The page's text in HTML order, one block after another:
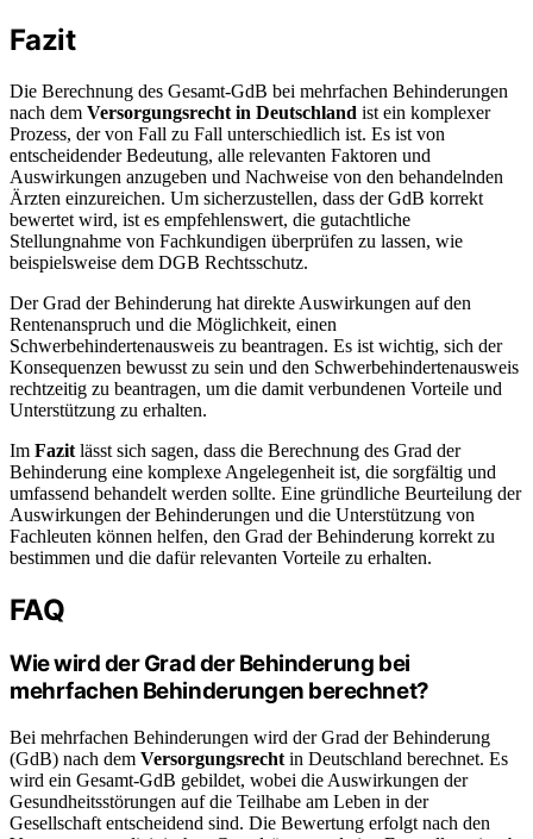
Fazit
Die Berechnung des Gesamt-GdB bei mehrfachen Behinderungen
nach dem Versorgungsrecht in Deutschland ist ein komplexer
Prozess, der von Fall zu Fall unterschiedlich ist. Es ist von
entscheidender Bedeutung, alle relevanten Faktoren und
Auswirkungen anzugeben und Nachweise von den behandelnden
Ärzten einzureichen. Um sicherzustellen, dass der GdB korrekt
bewertet wird, ist es empfehlenswert, die gutachtliche
Stellungnahme von Fachkundigen überprüfen zu lassen, wie
beispielsweise dem DGB Rechtsschutz.
Der Grad der Behinderung hat direkte Auswirkungen auf den
Rentenanspruch und die Möglichkeit, einen
Schwerbehindertenausweis zu beantragen. Es ist wichtig, sich der
Konsequenzen bewusst zu sein und den Schwerbehindertenausweis
rechtzeitig zu beantragen, um die damit verbundenen Vorteile und
Unterstützung zu erhalten.
Im Fazit lässt sich sagen, dass die Berechnung des Grad der
Behinderung eine komplexe Angelegenheit ist, die sorgfältig und
umfassend behandelt werden sollte. Eine gründliche Beurteilung der
Auswirkungen der Behinderungen und die Unterstützung von
Fachleuten können helfen, den Grad der Behinderung korrekt zu
bestimmen und die dafür relevanten Vorteile zu erhalten.
FAQ
Wie wird der Grad der Behinderung bei
mehrfachen Behinderungen berechnet?
Bei mehrfachen Behinderungen wird der Grad der Behinderung
(GdB) nach dem Versorgungsrecht in Deutschland berechnet. Es
wird ein Gesamt-GdB gebildet, wobei die Auswirkungen der
Gesundheitsstörungen auf die Teilhabe am Leben in der
Gesellschaft entscheidend sind. Die Bewertung erfolgt nach den